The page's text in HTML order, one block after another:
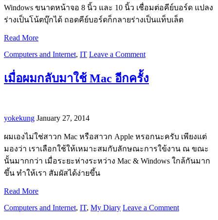
Windows ขนาดหน้าจอ 8 นิ้ว และ 10 นิ้ว เชื่อมต่อคีย์บอร์ด แปลง
ร่างเป็นโน้ตบุ๊กได้ ถอดคีย์บอร์ดก็กลายร่างเป็นแท็บเล็ต
Read More
Computers and Internet, IT Leave a Comment
เมื่อผมกลับมาใช้ Mac อีกครั้ง
yokekung January 27, 2014
ผมเองไม่ใช่สาวก Mac หรือสาวก Apple หรอกนะครับ เพียงแต่
มองว่า เราเลือกใช้ให้เหมาะสมกับลักษณะการใข้งาน ณ​ ขณะ
นั้นมากกว่า เมื่อระยะห่างระหว่าง Mac & Windows ใกล้กันมาก
ขึ้น ทำให้เรา สัมผัสได้ง่ายขึ้น
Read More
Computers and Internet, IT, My Diary Leave a Comment